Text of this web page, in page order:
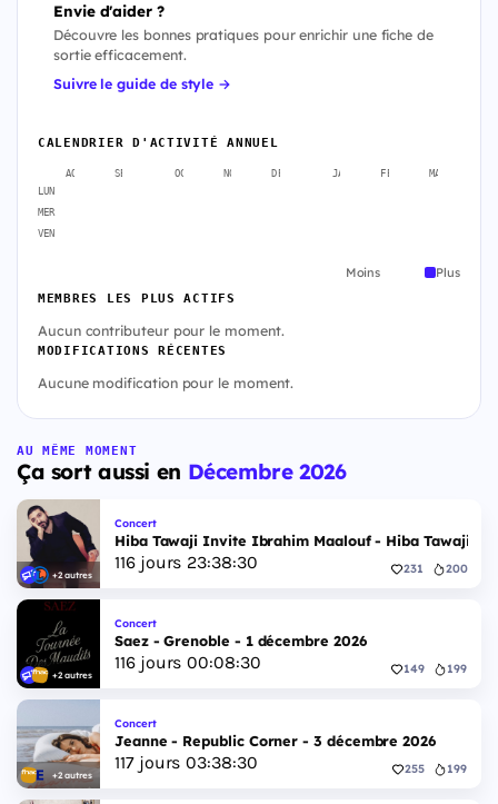
Envie d'aider ?
Découvre les bonnes pratiques pour enrichir une fiche de
sortie efficacement.
Suivre le guide de style →
CALENDRIER D'ACTIVITÉ ANNUEL
AOÛT SEPT. OCT. NOV. DÉC. JANV. FÉVR. MARS
LUN
MER
VEN
Moins Plus
MEMBRES LES PLUS ACTIFS
Aucun contributeur pour le moment.
MODIFICATIONS RÉCENTES
Aucune modification pour le moment.
AU MÊME MOMENT
Ça sort aussi en Décembre 2026
+2 autres
Concert
Hiba Tawaji Invite Ibrahim Maalouf - Hiba Tawaji &
116jours 23:38:29 231 200
+2 autres
Concert
Saez - Grenoble - 1 décembre 2026
116jours 00:08:29 149 199
+2 autres
Concert
Jeanne - Republic Corner - 3 décembre 2026
117jours 03:38:29 255 199